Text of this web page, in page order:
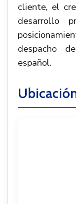
cliente, el
desarrollo
despacho
español.